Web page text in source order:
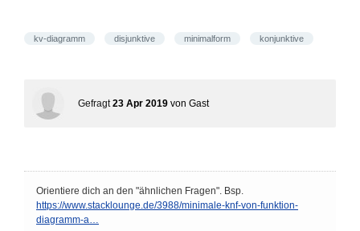
kv-diagramm disjunktive minimalform konjunktive
Gefragt 23 Apr 2019 von Gast
Orientiere dich an den "ähnlichen Fragen". Bsp.
https://www.stacklounge.de/3988/minimale-knf-von-funktion-
diagramm-a…